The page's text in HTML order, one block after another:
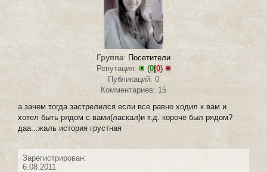
Группа: Посетители
Репутация:
(0|0)
Публикаций: 0
Комментариев: 15
а зачем тогда застрелился если все равно ходил к вам и
хотел быть рядом с вами(ласкал)и т.д. короче был рядом?
даа...жаль история грустная
Зарегистрирован:
6.08.2011